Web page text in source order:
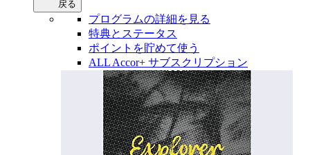
戻る
プログラムの詳細を見る
特典とステータス
ポイントを貯めて使う
ALL Accor+ サブスクリプション